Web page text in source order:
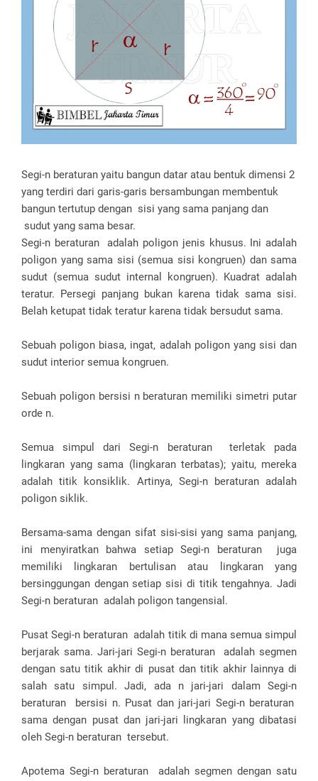
Segi-n beraturan yaitu bangun datar atau bentuk dimensi 2
yang terdiri dari garis-garis bersambungan membentuk
bangun tertutup dengan sisi yang sama panjang dan
sudut yang sama besar.
Segi-n beraturan adalah poligon jenis khusus. Ini adalah
poligon yang sama sisi (semua sisi kongruen) dan sama
sudut (semua sudut internal kongruen). Kuadrat adalah
teratur. Persegi panjang bukan karena tidak sama sisi.
Belah ketupat tidak teratur karena tidak bersudut sama.
Sebuah poligon biasa, ingat, adalah poligon yang sisi dan
sudut interior semua kongruen.
Sebuah poligon bersisi n beraturan memiliki simetri putar
orde n.
Semua simpul dari Segi-n beraturan terletak pada
lingkaran yang sama (lingkaran terbatas); yaitu, mereka
adalah titik konsiklik. Artinya, Segi-n beraturan adalah
poligon siklik.
Bersama-sama dengan sifat sisi-sisi yang sama panjang,
ini menyiratkan bahwa setiap Segi-n beraturan juga
memiliki lingkaran bertulisan atau lingkaran yang
bersinggungan dengan setiap sisi di titik tengahnya. Jadi
Segi-n beraturan adalah poligon tangensial.
Pusat Segi-n beraturan adalah titik di mana semua simpul
berjarak sama. Jari-jari Segi-n beraturan adalah segmen
dengan satu titik akhir di pusat dan titik akhir lainnya di
salah satu simpul. Jadi, ada n jari-jari dalam Segi-n
beraturan bersisi n. Pusat dan jari-jari Segi-n beraturan
sama dengan pusat dan jari-jari lingkaran yang dibatasi
oleh Segi-n beraturan tersebut.
Apotema Segi-n beraturan adalah segmen dengan satu